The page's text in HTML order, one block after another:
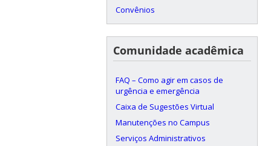
Convênios
Comunidade acadêmica
FAQ – Como agir em casos de
urgência e emergência
Caixa de Sugestões Virtual
Manutenções no Campus
Serviços Administrativos